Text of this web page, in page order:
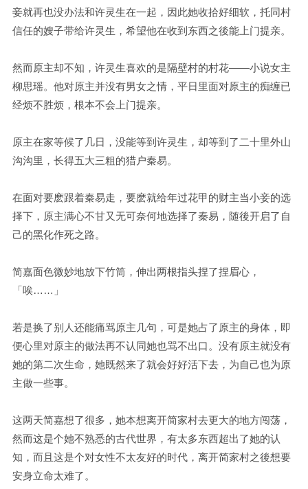
妾就再也没办法和许灵生在一起，因此她收拾好细软，托同村
信任的嫂子带给许灵生，希望他在收到东西之後能上门提亲。
然而原主却不知，许灵生喜欢的是隔壁村的村花——小说女主
柳思瑶。他对原主并没有男女之情，平日里面对原主的痴缠已
经烦不胜烦，根本不会上门提亲。
原主在家等候了几日，没能等到许灵生，却等到了二十里外山
沟沟里，长得五大三粗的猎户秦易。
在面对要麽跟着秦易走，要麽就给年过花甲的财主当小妾的选
择下，原主满心不甘又无可奈何地选择了秦易，随後开启了自
己的黑化作死之路。
简嘉面色微妙地放下竹筒，伸出两根指头捏了捏眉心，
「唉……」
若是换了别人还能痛骂原主几句，可是她占了原主的身体，即
便心里对原主的做法再不认同她也骂不出口。没有原主就没有
她的第二次生命，她既然来了就会好好活下去，为自己也为原
主做一些事。
这两天简嘉想了很多，她本想离开简家村去更大的地方闯荡，
然而这是个她不熟悉的古代世界，有太多东西超出了她的认
知，而且这是个对女性不太友好的时代，离开简家村之後想要
安身立命太难了。